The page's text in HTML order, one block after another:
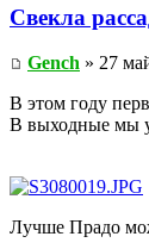
Свекла
Gench » 27
В этом году
В выходные мы
Лучше Прадо